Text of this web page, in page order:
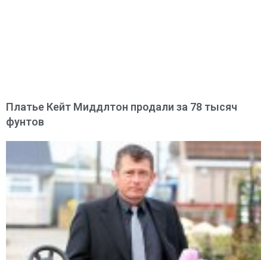
Платье Кейт Миддлтон продали за 78 тысяч
фунтов